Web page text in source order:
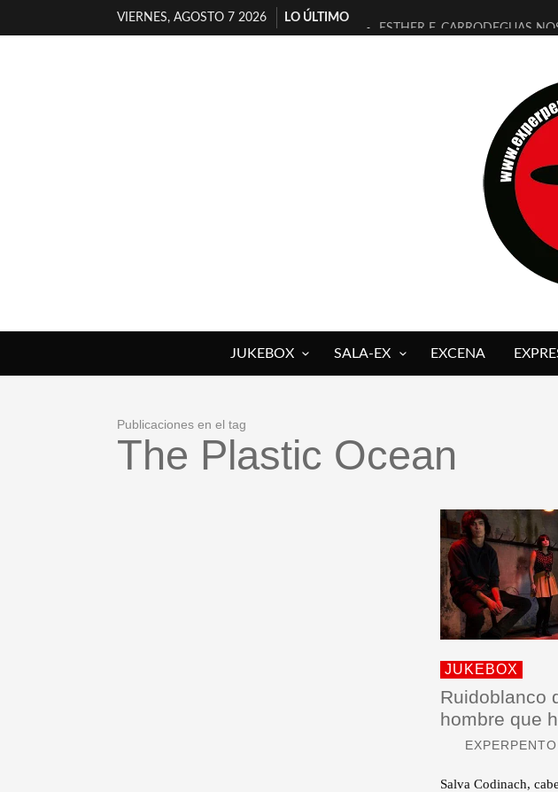
VIERNES, AGOSTO 7 2026
LO ÚLTIMO
ESTHER F. CARRODEGUAS
[ELECTRA JONDA] DE JUAN
TIMBRE 4, LA ESCUELA DEL
30 AÑOS (NO ES NADA) DE LA
MILITARES JUDÍAS EN #EXVITA
D’BALDOMEROS
MARSHALL FLASH PRESENTA
JOFRE BARDAGÍ EN EXVITA
JUKEBOX SALA-EX EXCENA
Publicaciones en el tag
The Plastic Ocean
JUKEBOX
Ruidoblanco
hombre que
EXPERPENTO
Salva Codinach,